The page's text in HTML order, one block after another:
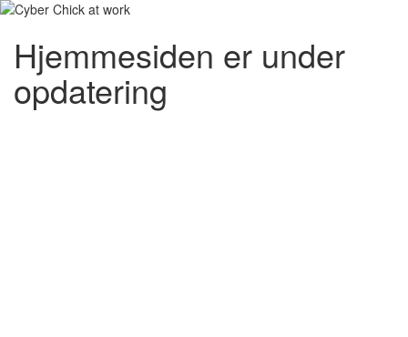
Hjemmesiden er under
opdatering